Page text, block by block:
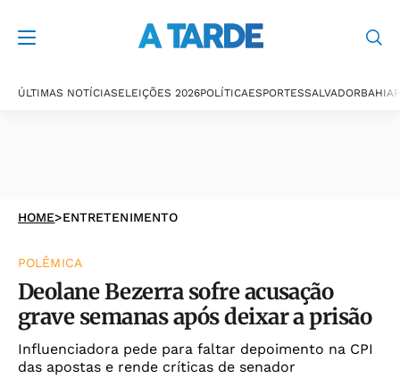
ÚLTIMAS NOTÍCIASELEIÇÕES 2026POLÍTICAESPORTESSALVADORBAHIA
HOME>ENTRETENIMENTO
POLÊMICA
Deolane Bezerra sofre acusação
grave semanas após deixar a prisão
Influenciadora pede para faltar depoimento na CPI
das apostas e rende críticas de senador